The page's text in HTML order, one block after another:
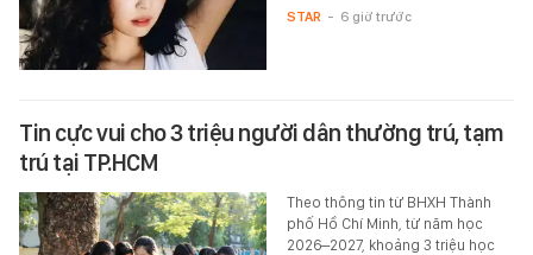
STAR - 6 giờ trước
Tin cực vui cho 3 triệu người dân thường trú, tạm
trú tại TP.HCM
Theo thông tin từ BHXH Thành
phố Hồ Chí Minh, từ năm học
2026–2027, khoảng 3 triệu học